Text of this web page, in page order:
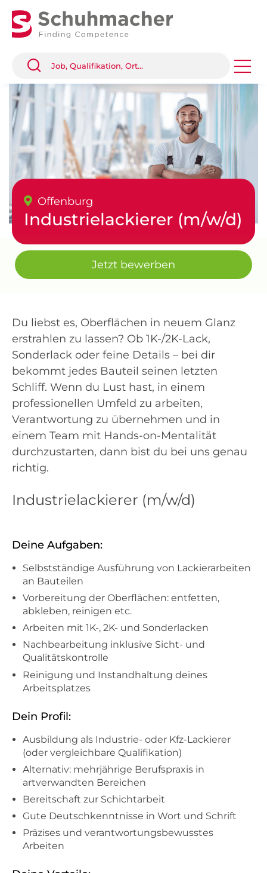
Offenburg
Industrielackierer (m/w/d)
Jetzt bewerben
Du liebst es, Oberflächen in neuem Glanz
erstrahlen zu lassen? Ob 1K-/2K-Lack,
Sonderlack oder feine Details – bei dir
bekommt jedes Bauteil seinen letzten
Schliff. Wenn du Lust hast, in einem
professionellen Umfeld zu arbeiten,
Verantwortung zu übernehmen und in
einem Team mit Hands-on-Mentalität
durchzustarten, dann bist du bei uns genau
richtig.
Industrielackierer (m/w/d)
Deine Aufgaben:
Selbstständige Ausführung von Lackierarbeiten
an Bauteilen
Vorbereitung der Oberflächen: entfetten,
abkleben, reinigen etc.
Arbeiten mit 1K-, 2K- und Sonderlacken
Nachbearbeitung inklusive Sicht- und
Qualitätskontrolle
Reinigung und Instandhaltung deines
Arbeitsplatzes
Dein Profil:
Ausbildung als Industrie- oder Kfz-Lackierer
(oder vergleichbare Qualifikation)
Alternativ: mehrjährige Berufspraxis in
artverwandten Bereichen
Bereitschaft zur Schichtarbeit
Gute Deutschkenntnisse in Wort und Schrift
Präzises und verantwortungsbewusstes
Arbeiten